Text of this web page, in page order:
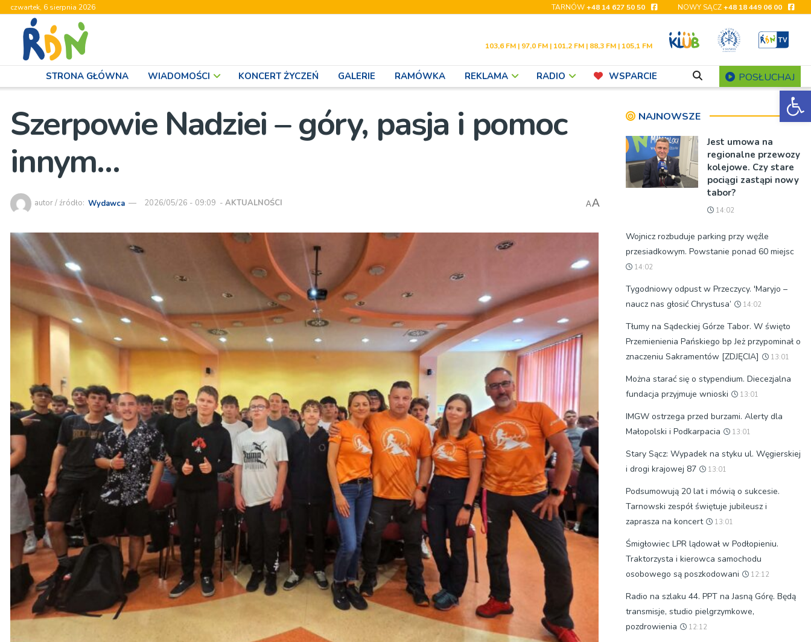
czwartek, 6 sierpnia 2026 TARNÓW+48 14 627 50 50 NOWY SĄCZ+48 18 449 06 00
103,6 FM | 97,0 FM | 101,2 FM | 88,3 FM | 105,1 FM
STRONA GŁÓWNA WIADOMOŚCI KONCERT ŻYCZEŃ GALERIE RAMÓWKA REKLAMA RADIO WSPARCIE POSŁUCHAJ
Szerpowie Nadziei – góry, pasja i pomoc
innym…
autor / źródło: Wydawca 2026/05/26 - 09:09 - AKTUALNOŚCI AA
NAJNOWSZE
Jest umowa na
regionalne przewozy
kolejowe. Czy stare
pociągi zastąpi nowy
tabor?
14:02
Wojnicz rozbuduje parking przy węźle
przesiadkowym. Powstanie ponad 60 miejsc
14:02
Tygodniowy odpust w Przeczycy. 'Maryjo –
naucz nas głosić Chrystusa’
14:02
Tłumy na Sądeckiej Górze Tabor. W święto
Przemienienia Pańskiego bp Jeż przypominał o
znaczeniu Sakramentów [ZDJĘCIA]
13:01
Można starać się o stypendium. Diecezjalna
fundacja przyjmuje wnioski
13:01
IMGW ostrzega przed burzami. Alerty dla
Małopolski i Podkarpacia
13:01
Stary Sącz: Wypadek na styku ul. Węgierskiej
i drogi krajowej 87
13:01
Podsumowują 20 lat i mówią o sukcesie.
Tarnowski zespół świętuje jubileusz i
zaprasza na koncert
13:01
Śmigłowiec LPR lądował w Podłopieniu.
Traktorzysta i kierowca samochodu
osobowego są poszkodowani
12:12
Radio na szlaku 44. PPT na Jasną Górę. Będą
transmisje, studio pielgrzymkowe,
pozdrowienia
12:12